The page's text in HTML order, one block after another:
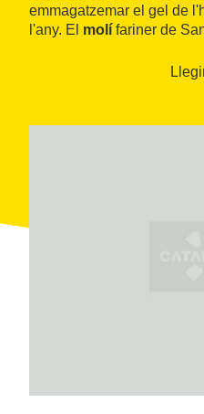
emmagatzemar el gel de
l'any. El molí fariner de